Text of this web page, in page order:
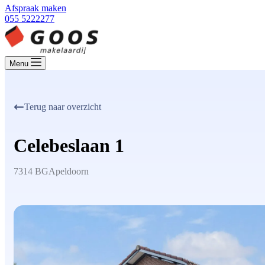
Afspraak maken
055 5222277
Menu
Terug naar overzicht
Celebeslaan 1
7314 BGApeldoorn